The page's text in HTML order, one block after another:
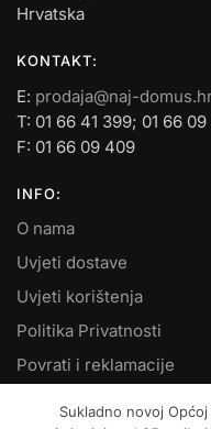
Hrvatska
KONTAKT:
E: prodaja@naj-
T: 01 66 41 399; 01 66
F: 01 66 09 409
INFO:
O nama
Uvjeti dostave
Uvjeti korištenja
Politika Privatnosti
Povrati i reklamacije
Sukladno novoj